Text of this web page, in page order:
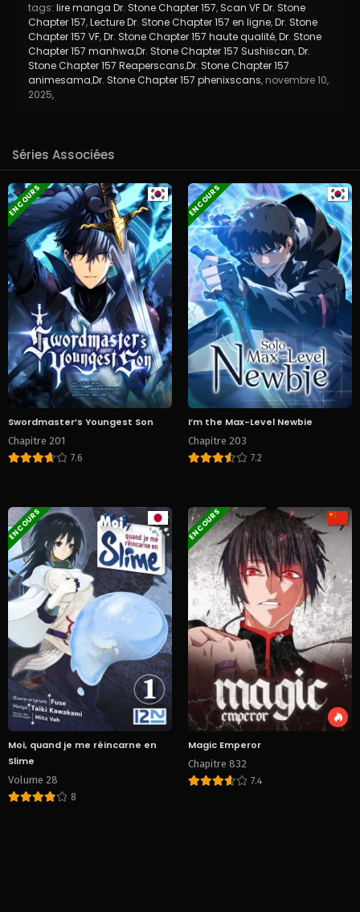
tags: lire manga Dr. Stone Chapter 157, Scan VF Dr. Stone
Chapter 157,Lecture Dr. Stone Chapter 157 en ligne,Dr. Stone
Chapter 157 VF,Dr. Stone Chapter 157 haute qualité,Dr. Stone
Chapter 157 manhwa,Dr. Stone Chapter 157 Sushiscan,Dr.
Stone Chapter 157 Reaperscans,Dr. Stone Chapter 157
animesama,Dr. Stone Chapter 157 phenixscans, novembre 10,
2025,
Séries Associées
EN COURS
Swordmaster’s Youngest Son
Chapitre 201
7.6
EN COURS
I’m the Max-Level Newbie
Chapitre 203
7.2
EN COURS
Moi, quand je me réincarne en
Slime
Volume 28
8
EN COURS
Magic Emperor
Chapitre 832
7.4